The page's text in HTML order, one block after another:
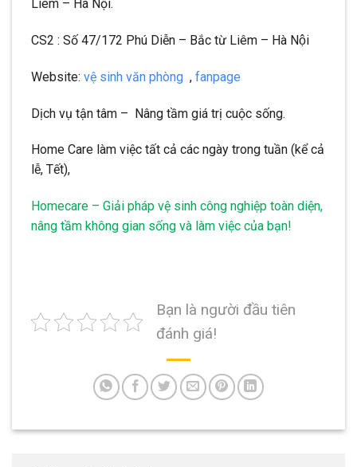
Liêm – Hà Nội.
CS2 : Số 47/172 Phú Diễn – Bắc từ Liêm – Hà Nội
Website: vệ sinh văn phòng , fanpage
Dịch vụ tận tâm – Nâng tầm giá trị cuộc sống.
Home Care làm việc tất cả các ngày trong tuần (kể cả
lễ, Tết),
Homecare – Giải pháp vệ sinh công nghiệp toàn diện,
nâng tầm không gian sống và làm việc của bạn!
Bạn là người đầu tiên
đánh giá!